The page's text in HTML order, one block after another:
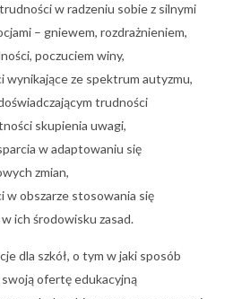
w radzeniu sobie z silnymi
– gniewem, rozdrażnieniem,
poczuciem winy,
wynikające ze spektrum autyzmu,
trudności
skupienia uwagi,
w adaptowaniu się
zmian,
w obszarze stosowania się
ich środowisku zasad.
dla szkół, o tym w jaki sposób
ofertę edukacyjną